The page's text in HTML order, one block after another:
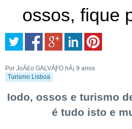
ossos, fique
Por JoÁ£o GALVÁƑO hÁ¡ 9 anos
Turismo Lisboa
Iodo, ossos e turismo
é tudo isto e